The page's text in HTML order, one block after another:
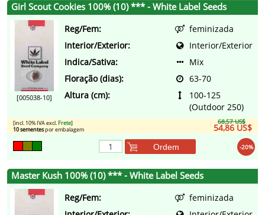
Girl Scout Cookies 100% (10) *** - White Label Seeds
[005038-10]
Reg/Fem:
feminizada
Interior/Exterior:
Interior/Exterior
Indica/Sativa:
Mix
Floração (dias):
63-70
Altura (cm):
100-125
(Outdoor 250)
68,57 US$
54,86 US$
[incl. 10% IVA excl. Frete]
10 sementespor embalagem
-20%
Ordem
Master Kush 100% (10) *** - White Label Seeds
Reg/Fem:
feminizada